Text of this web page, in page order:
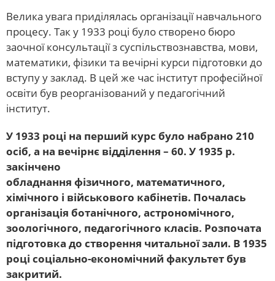
Велика увага приділялась організації навчального
процесу. Так у 1933 році було створено бюро
заочної консультації з суспільствознавства, мови,
математики, фізики та вечірні курси підготовки до
вступу у заклад. В цей же час інститут професійної
освіти був реорганізований у педагогічний
інститут.
У 1933 році на перший курс було набрано 210
осіб, а на вечірнє відділення – 60. У 1935 р.
закінчено
обладнання фізичного, математичного,
хімічного і військового кабінетів. Почалась
організація ботанічного, астрономічного,
зоологічного, педагогічного класів. Розпочата
підготовка до створення читальної зали. В 1935
році соціально-економічний факультет був
закритий.